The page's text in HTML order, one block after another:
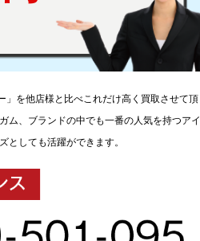
を他店様と比べこれだけ高く買取させて頂
ム、ブランドの中でも一番の人気を持つアイ
しても活躍ができます。